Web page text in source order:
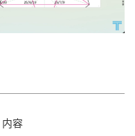
内容